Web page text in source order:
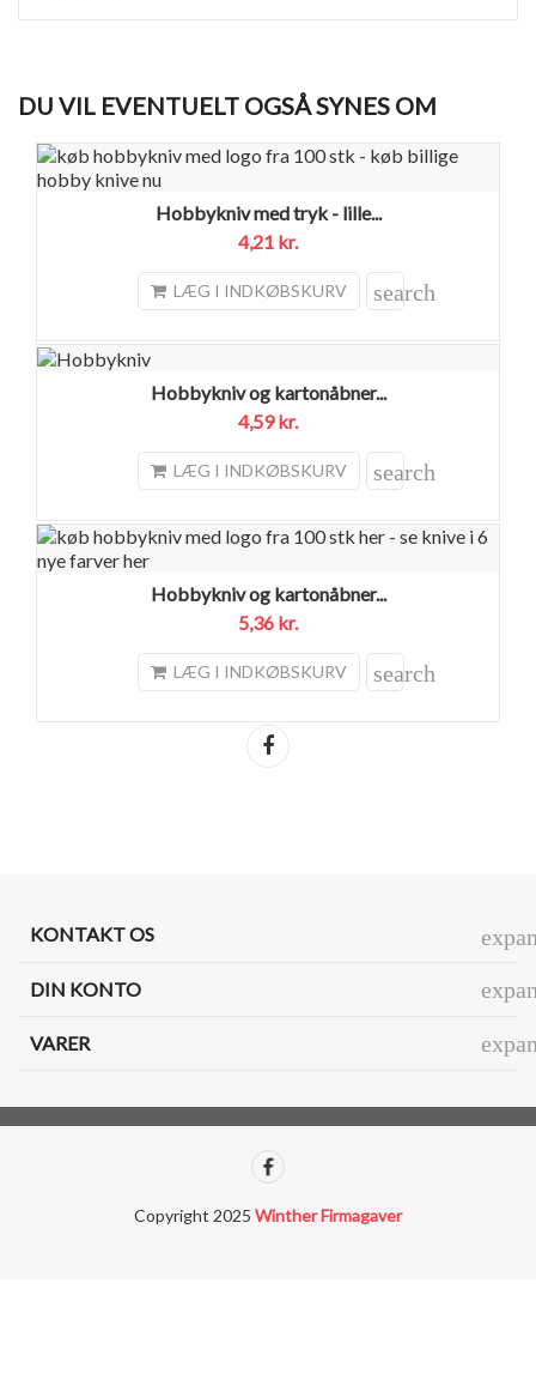
DU VIL EVENTUELT OGSÅ SYNES OM
Hobbykniv med tryk - lille...
4,21 kr.
LÆG I INDKØBSKURV search
Hobbykniv og kartonåbner...
4,59 kr.
LÆG I INDKØBSKURV search
Hobbykniv og kartonåbner...
5,36 kr.
LÆG I INDKØBSKURV search
KONTAKT OS
DIN KONTO
VARER
Copyright 2025 Winther Firmagaver